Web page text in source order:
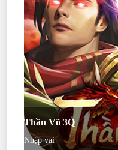
Thần Võ 3Q
Nhập vai